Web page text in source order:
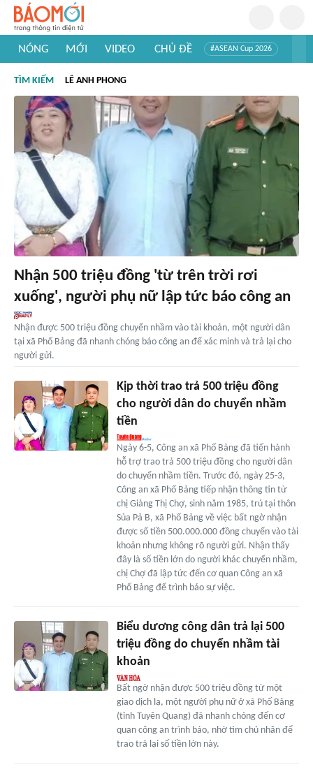
NÓNG MỚI VIDEO CHỦ ĐỀ #ASEAN Cup 2026
#Khám phá Việt Nam
#Khám phá thế giới
TÌM KIẾM LÊ ANH PHONG
Nhận 500 triệu đồng 'từ trên trời rơi
xuống', người phụ nữ lập tức báo công an
Nhận được 500 triệu đồng chuyển nhầm vào tài khoản, một người dân
tại xã Phố Bảng đã nhanh chóng báo công an để xác minh và trả lại cho
người gửi.
Kịp thời trao trả 500 triệu đồng
cho người dân do chuyển nhầm
tiền
Ngày 6-5, Công an xã Phố Bảng đã tiến hành
hỗ trợ trao trả 500 triệu đồng cho người dân
do chuyển nhầm tiền. Trước đó, ngày 25-3,
Công an xã Phố Bảng tiếp nhận thông tin từ
chị Giàng Thị Chợ, sinh năm 1985, trú tại thôn
Sủa Pả B, xã Phố Bảng về việc bất ngờ nhận
được số tiền 500.000.000 đồng chuyển vào tài
khoản nhưng không rõ người gửi. Nhận thấy
đây là số tiền lớn do người khác chuyển nhầm,
chị Chợ đã lập tức đến cơ quan Công an xã
Phố Bảng để trình báo sự việc.
Biểu dương công dân trả lại 500
triệu đồng do chuyển nhầm tài
khoản
Bất ngờ nhận được 500 triệu đồng từ một
giao dịch lạ, một người phụ nữ ở xã Phố Bảng
(tỉnh Tuyên Quang) đã nhanh chóng đến cơ
quan công an trình báo, nhờ tìm chủ nhân để
trao trả lại số tiền lớn này.